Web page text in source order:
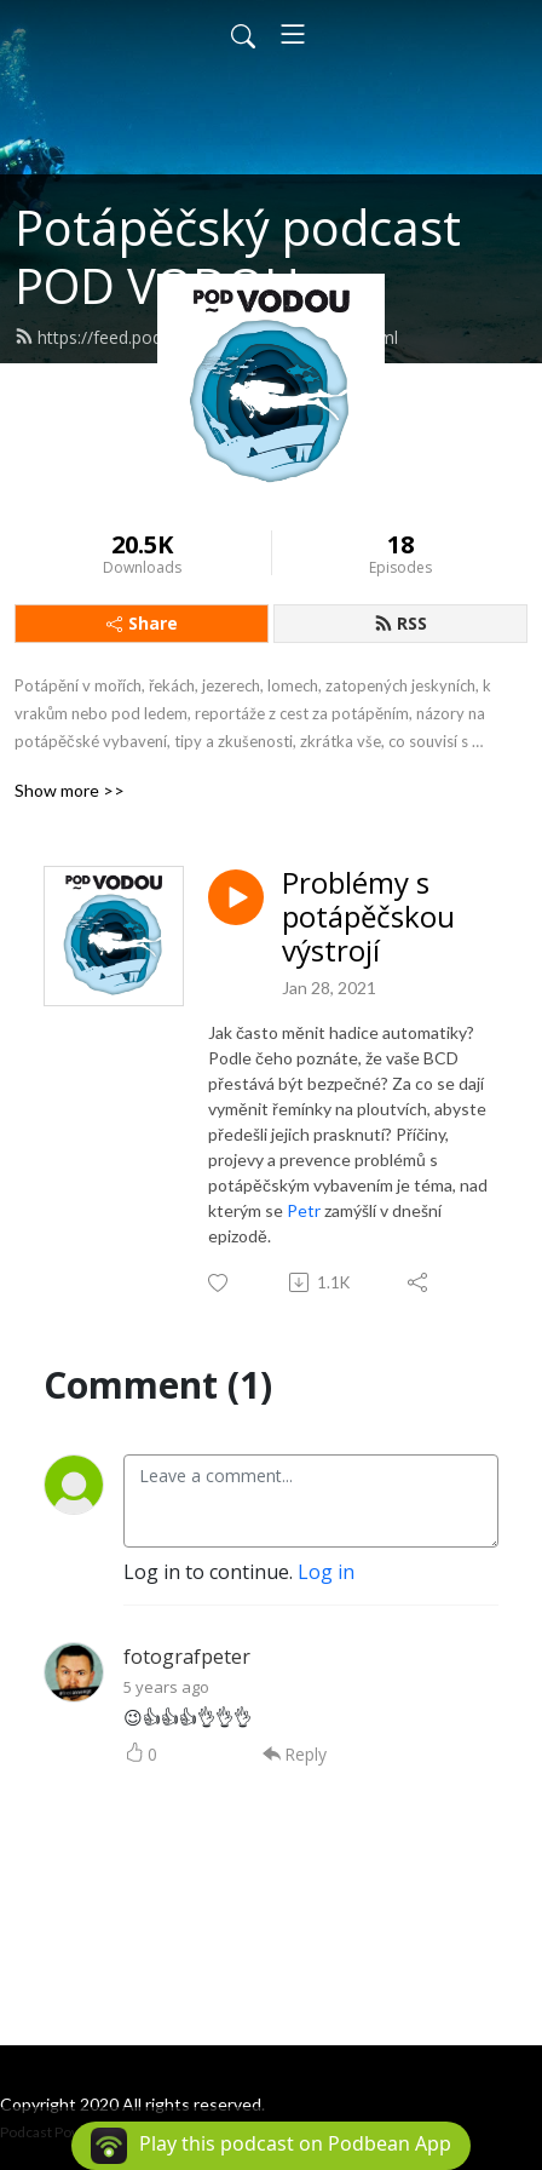
Potápěčský podcast
POD VODOU
https://feed.podbean.com/podvodou/feed.xml
20.5K
Downloads
18
Episodes
Share RSS
Potápění v mořích, řekách, jezerech, lomech, zatopených jeskyních, k
vrakům nebo pod ledem, reportáže z cest za potápěním, názory na
potápěčské vybavení, tipy a zkušenosti, zkrátka vše, co souvisí s
Podcast Petra Slezáka, Kapr Divers.
Show more >>
Problémy s
potápěčskou
výstrojí
Jan 28, 2021
Jak často měnit hadice automatiky?
Podle čeho poznáte, že vaše BCD
přestává být bezpečné? Za co se dají
vyměnit řemínky na ploutvích, abyste
předešli jejich prasknutí? Příčiny,
projevy a prevence problémů s
potápěčským vybavením je téma, nad
kterým se Petrzamýšlí v dnešní
epizodě.
1.1K
Comment (1)
Log in to continue. Log in
fotografpeter
5 years ago
😉👍👍👍👌👌👌
0 Reply
Copyright 2020 All rights reserved.
Podcast Powered By Podbean
Play this podcast on Podbean App